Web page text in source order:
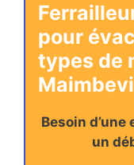
pour
types de
Besoin
un